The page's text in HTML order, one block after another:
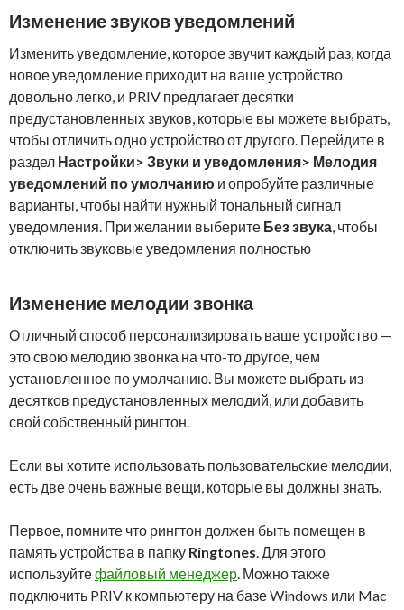
Изменение звуков уведомлений
Изменить уведомление, которое звучит каждый раз, когда
новое уведомление приходит на ваше устройство
довольно легко, и PRIV предлагает десятки
предустановленных звуков, которые вы можете выбрать,
чтобы отличить одно устройство от другого. Перейдите в
раздел Настройки> Звуки и уведомления> Мелодия
уведомлений по умолчанию и опробуйте различные
варианты, чтобы найти нужный тональный сигнал
уведомления. При желании выберите Без звука, чтобы
отключить звуковые уведомления полностью
Изменение мелодии звонка
Отличный способ персонализировать ваше устройство —
это свою мелодию звонка на что-то другое, чем
установленное по умолчанию. Вы можете выбрать из
десятков предустановленных мелодий, или добавить
свой собственный рингтон.
Если вы хотите использовать пользовательские мелодии,
есть две очень важные вещи, которые вы должны знать.
Первое, помните что рингтон должен быть помещен в
память устройства в папку Ringtones. Для этого
используйтефайловый менеджер. Можно также
подключить PRIV к компьютеру на базе Windows или Mac